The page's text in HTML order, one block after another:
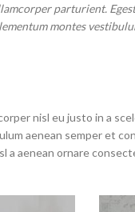
parturient.
montes
nisl eu justo in a
aenean semper et
aenean ornare